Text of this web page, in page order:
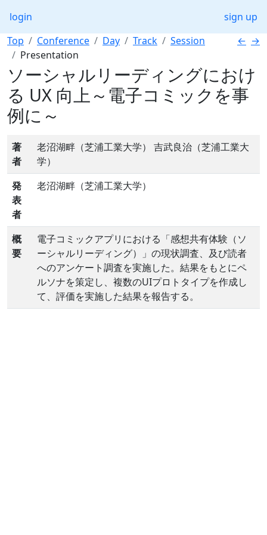
login
sign up
← →
Top Conference Day Track
Session
Presentation
ソーシャルリーディングにおけ
る UX 向上～電子コミックを事
例に～
著
者
老沼湖畔（芝浦工業大学） 吉武良治（芝浦工業大
学）
発
表
者
老沼湖畔（芝浦工業大学）
概
要
電子コミックアプリにおける「感想共有体験（ソ
ーシャルリーディング）」の現状調査、及び読者
へのアンケート調査を実施した。結果をもとにペ
ルソナを策定し、複数のUIプロトタイプを作成し
て、評価を実施した結果を報告する。